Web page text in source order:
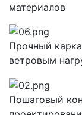
материалов
Прочный
ветровым
Пошаговый